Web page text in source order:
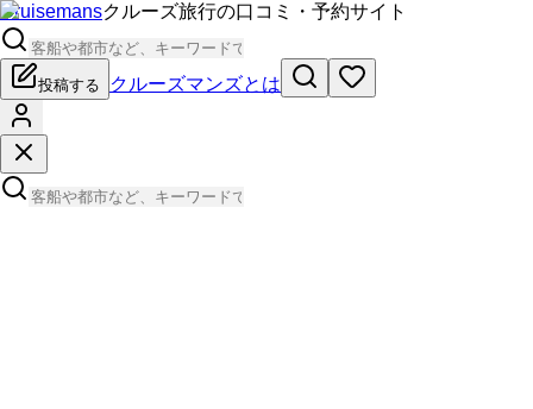
Cruisemansクルーズ旅行の口コミ・予約サイト
投稿する クルーズマンズとは